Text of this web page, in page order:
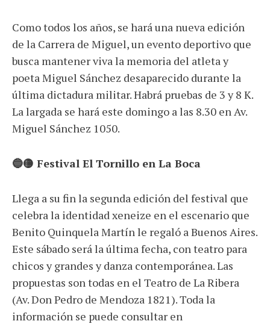
Como todos los años, se hará una nueva edición
de la Carrera de Miguel, un evento deportivo que
busca mantener viva la memoria del atleta y
poeta Miguel Sánchez desaparecido durante la
última dictadura militar. Habrá pruebas de 3 y 8 K.
La largada se hará este domingo a las 8.30 en Av.
Miguel Sánchez 1050.
🔵🟡 Festival El Tornillo en La Boca
Llega a su fin la segunda edición del festival que
celebra la identidad xeneize en el escenario que
Benito Quinquela Martín le regaló a Buenos Aires.
Este sábado será la última fecha, con teatro para
chicos y grandes y danza contemporánea. Las
propuestas son todas en el Teatro de La Ribera
(Av. Don Pedro de Mendoza 1821). Toda la
información se puede consultar en